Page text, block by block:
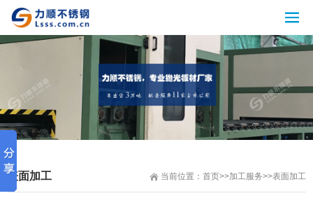
当前位置： 首页>>加工服务>>表面加工
表面加工